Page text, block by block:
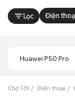
Lọc Điện
Huawei P50 Pro
Chợ Tốt Điện thoại